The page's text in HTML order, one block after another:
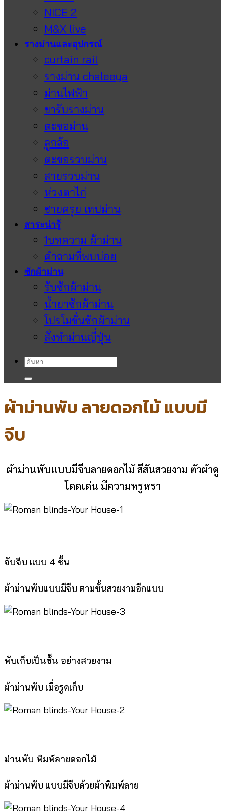
NICE 2
M&X live
รางม่านและอุปกรณ์
curtain rail
รางม่าน chaleeya
ม่านไฟฟ้า
ขารับรางม่าน
ตะขอม่าน
ลูกล้อ
ตะขอรวบม่าน
สายรวบม่าน
ห่วงตาไก่
ชายครุย เทปม่าน
สาระน่ารู้
1บทความ ผ้าม่าน
คำถามที่พบบ่อย
ซักผ้าม่าน
รับซักผ้าม่าน
น้ำยาซักผ้าม่าน
โปรโมชั่นซักผ้าม่าน
สั่งทำม่านญี่ปุ่น
ค้นหา:
ผ้าม่านพับ ลายดอกไม้ แบบมี
จีบ
ผ้าม่านพับแบบมีจีบลายดอกไม้ สีสันสวยงาม ตัวผ้าดู
โดดเด่น มีความหรูหรา
จับจีบ แบบ 4 ชั้น
ผ้าม่านพับแบบมีจีบ ตามชั้นสวยงามอีกแบบ
พับเก็บเป็นชั้น อย่างสวยงาม
ผ้าม่านพับ เมื่อรูดเก็บ
ม่านพับ พิมพ์ลายดอกไม้
ผ้าม่านพับ แบบมีจีบด้วยผ้าพิมพ์ลาย